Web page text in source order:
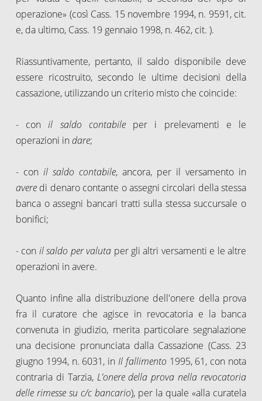
operazione» (così Cass. 15 novembre 1994, n. 9591, cit.
e, da ultimo, Cass. 19 gennaio 1998, n. 462, cit. ).
Riassuntivamente, pertanto, il saldo disponibile deve
essere ricostruito, secondo le ultime decisioni della
cassazione, utilizzando un criterio misto che coincide:
- conil saldo contabileper i prelevamenti e le
operazioni indare;
- con il saldo contabile, ancora, per il versamento in
avere di denaro contante o assegni circolari della stessa
banca o assegni bancari tratti sulla stessa succursale o
bonifici;
- con il saldo per valuta per gli altri versamenti e le altre
operazioni in avere.
Quanto infine alla distribuzione dell'onere della prova
fra il curatore che agisce in revocatoria e la banca
convenuta in giudizio, merita particolare segnalazione
una decisione pronunciata dalla Cassazione (Cass. 23
giugno 1994, n. 6031, in Il fallimento 1995, 61, con nota
contraria di Tarzia, L'onere della prova nella revocatoria
delle rimesse su c/c bancario), per la quale «alla curatela